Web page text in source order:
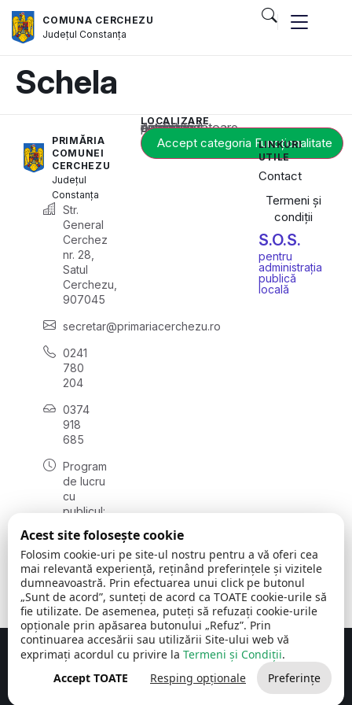
COMUNA CERCHEZU
JudețulConstanța
Schela
PRIMĂRIA
COMUNEI
CERCHEZU
Județul
Constanța
Str.
General
Cerchez
nr. 28,
Satul
Cerchezu,
907045
secretar@primariacerchezu.ro
0241
780
204
0374
918
685
Program
de lucru
cu
publicul:
08:00 -
16:30
, vineri:
08:00 -
14:00
LOCALIZARE
Acest conținut este blocat până când acceptați categoria corespunzătoare de cookie-uri.
Accept categoria Funcționalitate
LINKURI
UTILE
Contact
Termeni și
condiții
S.O.S.
pentru
administrația
publică
locală
Comuna Cerchezu © 2026Toate drepturile rezervate
Concept realizat de Big Media Relații Publice SRL
Acest site folosește cookie
Folosim cookie-uri pe site-ul nostru pentru a vă oferi cea
mai relevantă experiență, reținând preferințele și vizitele
dumneavoastră. Prin efectuarea unui click pe butonul
„Sunt de acord”, sunteți de acord ca TOATE cookie-urile să
fie utilizate. De asemenea, puteți să refuzați cookie-urile
opționale prin apăsarea butonului „Refuz”. Prin
continuarea accesării sau utilizării Site-ului web vă
exprimați acordul cu privire la Termeni și Condiții.
Accept TOATE
Resping opționale Preferințe